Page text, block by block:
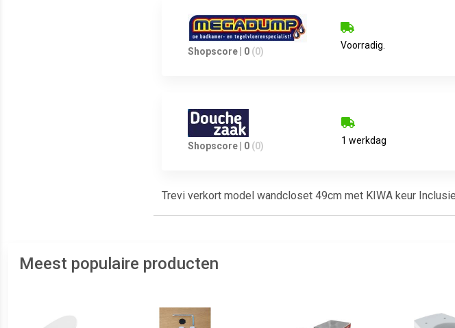
Shopscore | 0 (0)
Voorradig.
Shopscore | 0 (0) 1 werkdag
Trevi verkort model wandcloset 49cm met KIWA keur
Meest populaire producten